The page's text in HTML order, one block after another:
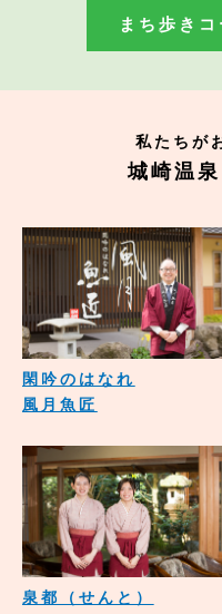
まち歩き
私たちが
城崎温
閑吟のはなれ
風月魚匠
泉都（せんと）